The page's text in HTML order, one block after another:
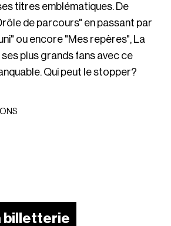
titres emblématiques. De
de parcours" en passant par
ou encore "Mes repères", La
ses plus grands fans avec ce
Qui peut le stopper?
billetterie